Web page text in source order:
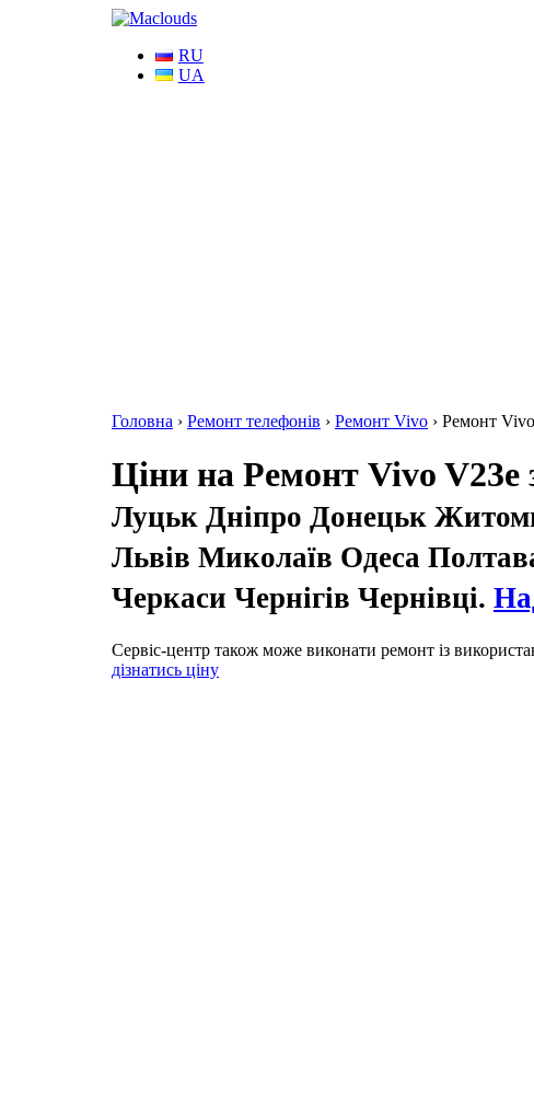
RU
UA
Головна › Ремонт телефонів › Ремонт Vivo › Ремонт
Ціни на Ремонт Vivo V23e
Луцьк Дніпро Донецьк
Львів Миколаїв Одеса
Черкаси Чернігів Чернівці.
Сервіс-центр також може виконати ремонт із
дізнатись ціну